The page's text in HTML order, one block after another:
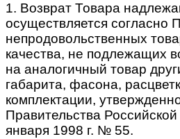
1. Возврат Товара
осуществляется согласно
непродовольственных
качества, не подлежащих
на аналогичный товар
габарита, фасона,
комплектации,
Правительства
января 1998 г. № 55.